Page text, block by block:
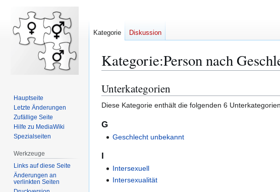
Kategorie:Person nach
Zur
Navigation
springen
Zur
Suche
springen
Unterkategorien
Diese Kategorie enthält die folgenden 6
G
Geschlecht unbekannt
I
Intersexuell
Intersexualität
Kategorie Diskussion
Hauptseite
Letzte Änderungen
Zufällige Seite
Hilfe zu MediaWiki
Spezialseiten
Werkzeuge
Links auf diese Seite
Änderungen an
verlinkten Seiten